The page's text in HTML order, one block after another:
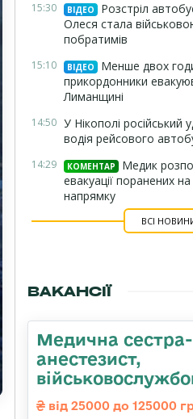
15:30 ВІДЕО
Розстріл
Олеся стала
побратимів
15:10 ВІДЕО
Менше двох
прикордонники
Лиманщині
14:50 У Нікополі російський
водія рейсового
14:29 КОМЕНТАР
Медик
евакуації поранених
напрямку
ВСІ
ВАКАНСІЇ
Медична сестpа-
анестезист,
від 25000 до 125000